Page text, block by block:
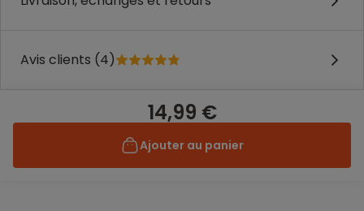
Avis clients (4)
14,99 €
Ajouter au panier